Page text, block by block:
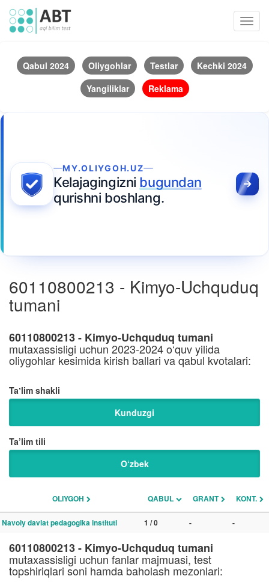
Qabul 2024 Oliygohlar Testlar
Kechki 2024
Yangiliklar
Reklama
MY.OLIYGOH.UZ
Kelajagingizni bugundan
qurishni boshlang.
60110800213 - Kimyo-Uchquduq
tumani
60110800213 - Kimyo-Uchquduq tumani
mutaxassisligi uchun 2023-2024 o‘quv yilida
oliygohlar kesimida kirish ballari va qabul kvotalari:
Taʼlim shakli
Kunduzgi
Ta’lim tili
O‘zbek
OLIYGOH QABUL GRANT KONT.
Navoiy davlat pedagogika instituti 1 / 0 - -
60110800213 - Kimyo-Uchquduq tumani
mutaxassisligi uchun fanlar majmuasi, test
topshiriqlari soni hamda baholash mezonlari: